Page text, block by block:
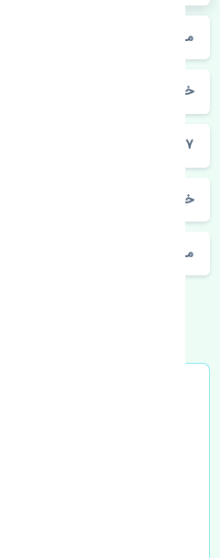
مشخصات فنی بلبرینگ چرخ جلو ABS پژو 407 چین
خودروسازی پژو
407
خرید بلبرینگ چرخ جلو ABS پژو 407 چین
مشخصات فنی اتومبیل